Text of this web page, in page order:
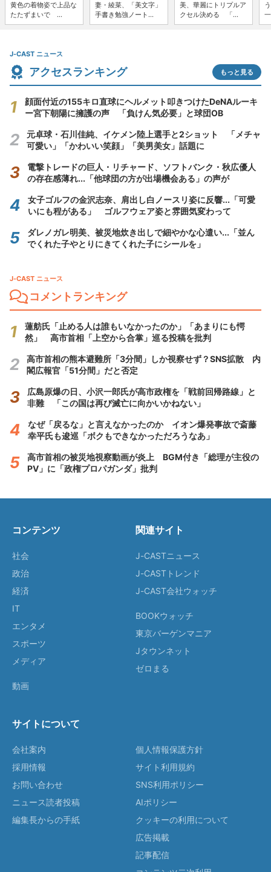
黄色の着物姿で上品な
たたずまいで ...
妻・綾菜、「美文字」
手書き勉強ノート...
美、華麗にトリプルア
クセル決める 「...
J-CAST ニュース
アクセスランキング もっと見る
顔面付近の155キロ直球にヘルメット叩きつけたDeNAルーキ
ー宮下朝陽に擁護の声 「負けん気必要」と球団OB
元卓球・石川佳純、イケメン陸上選手と2ショット 「メチャ
可愛い」「かわいい笑顔」「美男美女」話題に
電撃トレードの巨人・リチャード、ソフトバンク・秋広優人
の存在感薄れ...「他球団の方が出場機会ある」の声が
女子ゴルフの金沢志奈、肩出し白ノースリ姿に反響...「可愛
いにも程がある」 ゴルフウェア姿と雰囲気変わって
ダレノガレ明美、被災地炊き出しで細やかな心遣い...「並ん
でくれた子やとりにきてくれた子にシールを」
J-CAST ニュース
コメントランキング
蓮舫氏「止める人は誰もいなかったのか」「あまりにも愕
然」 高市首相「上空から合掌」巡る投稿を批判
高市首相の熊本避難所「3分間」しか視察せず？SNS拡散 内
閣広報官「51分間」だと否定
広島原爆の日、小沢一郎氏が高市政権を「戦前回帰路線」と
非難 「この国は再び滅亡に向かいかねない」
なぜ「戻るな」と言えなかったのか イオン爆発事故で斎藤
幸平氏も逡巡「ボクもできなかっただろうなあ」
高市首相の被災地視察動画が炎上 BGM付き「総理が主役の
PV」に「政権プロパガンダ」批判
コンテンツ
社会
政治
経済
IT
エンタメ
スポーツ
メディア
動画
関連サイト
J-CASTニュース
J-CASTトレンド
J-CAST会社ウォッチ
BOOKウォッチ
東京バーゲンマニア
Jタウンネット
ゼロまる
サイトについて
会社案内
採用情報
お問い合わせ
ニュース読者投稿
編集長からの手紙
個人情報保護方針
サイト利用規約
SNS利用ポリシー
AIポリシー
クッキーの利用について
広告掲載
記事配信